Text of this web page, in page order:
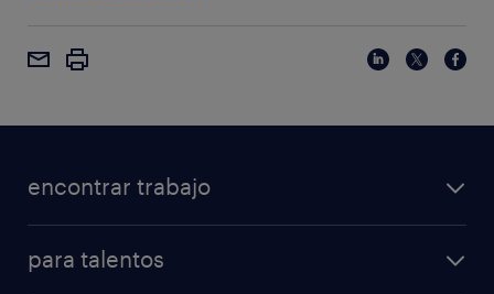
encontrar trabajo
para talentos